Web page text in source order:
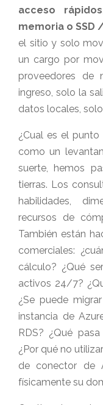
acceso
memoria o SSD
el sitio y solo
un cargo por
proveedores de
ingreso, solo la
datos locales,
¿Cual es el
como un
suerte, hemos
tierras. Los
habilidades,
recursos de
También están
comerciales:
cálculo? ¿Qué
activos 24/7?
¿Se puede
instancia de
RDS? ¿Qué
¿Por qué no
de conector de
físicamente su